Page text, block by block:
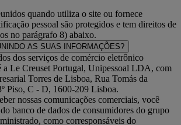
quando utiliza o site ou fornece
pessoal são protegidos e tem direitos de
no parágrafo 8) abaixo.
AS SUAS INFORMAÇÕES?
dos serviços de comércio eletrônico
a Le Creuset Portugal, Unipessoal LDA, com
Torres de Lisboa, Rua Tomás da
Piso, C - D, 1600-209 Lisboa.
nossas comunicações comerciais, você
banco de dados de consumidores do grupo
como corresponsáveis do